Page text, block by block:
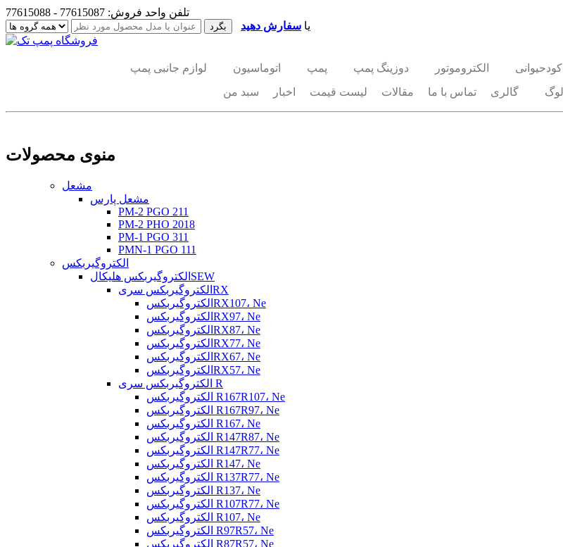
تلفن واحد فروش: 77615087 - 77615088
یا سفارش دهید
الکتروموتور دوزینگ پمپ پمپ اتوماسیون
لوازم جانبی پمپ
گالری تماس با ما مقالات لیست قیمت اخبار سبد من
منوی محصولات
مشعل
مشعل پارس
PM-2 PGO 211
PM-2 PHO 2018
PM-1 PGO 311
PMN-1 PGO 111
الکتروگیربکس
الکتروگیربکس هلیکالSEW
الکتروگیربکس سریRX
الکتروگیربکسRX107، Ne
الکتروگیربکسRX97، Ne
الکتروگیربکسRX87، Ne
الکتروگیربکسRX77، Ne
الکتروگیربکسRX67، Ne
الکتروگیربکسRX57، Ne
الکتروگیربکس سری R
الکتروگیربکس R167R107، Ne
الکتروگیربکس R167R97، Ne
الکتروگیربکس R167، Ne
الکتروگیربکس R147R87، Ne
الکتروگیربکس R147R77، Ne
الکتروگیربکس R147، Ne
الکتروگیربکس R137R77، Ne
الکتروگیربکس R137، Ne
الکتروگیربکس R107R77، Ne
الکتروگیربکس R107، Ne
الکتروگیربکس R97R57، Ne
الکتروگیربکس R87R57، Ne